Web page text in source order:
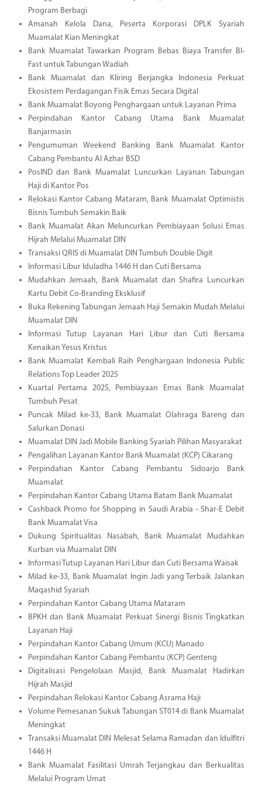
Program Berbagi
Amanah Kelola Dana, Peserta Korporasi DPLK Syariah
Muamalat Kian Meningkat
Bank Muamalat Tawarkan Program Bebas Biaya Transfer BI-
Fast untuk Tabungan Wadiah
Bank Muamalat dan Kliring Berjangka Indonesia Perkuat
Ekosistem Perdagangan Fisik Emas Secara Digital
Bank Muamalat Boyong Penghargaan untuk Layanan Prima
Perpindahan Kantor Cabang Utama Bank Muamalat
Banjarmasin
Pengumuman Weekend Banking Bank Muamalat Kantor
Cabang Pembantu Al Azhar BSD
PosIND dan Bank Muamalat Luncurkan Layanan Tabungan
Haji di Kantor Pos
Relokasi Kantor Cabang Mataram, Bank Muamalat Optimistis
Bisnis Tumbuh Semakin Baik
Bank Muamalat Akan Meluncurkan Pembiayaan Solusi Emas
Hijrah Melalui Muamalat DIN
Transaksi QRIS di Muamalat DIN Tumbuh Double Digit
Informasi Libur Iduladha 1446 H dan Cuti Bersama
Mudahkan Jemaah, Bank Muamalat dan Shafira Luncurkan
Kartu Debit Co-Branding Eksklusif
Buka Rekening Tabungan Jemaah Haji Semakin Mudah Melalui
Muamalat DIN
Informasi Tutup Layanan Hari Libur dan Cuti Bersama
Kenaikan Yesus Kristus
Bank Muamalat Kembali Raih Penghargaan Indonesia Public
Relations Top Leader 2025
Kuartal Pertama 2025, Pembiayaan Emas Bank Muamalat
Tumbuh Pesat
Puncak Milad ke-33, Bank Muamalat Olahraga Bareng dan
Salurkan Donasi
Muamalat DIN Jadi Mobile Banking Syariah Pilihan Masyarakat
Pengalihan Layanan Kantor Bank Muamalat (KCP) Cikarang
Perpindahan Kantor Cabang Pembantu Sidoarjo Bank
Muamalat
Perpindahan Kantor Cabang Utama Batam Bank Muamalat
Cashback Promo for Shopping in Saudi Arabia - Shar-E Debit
Bank Muamalat Visa
Dukung Spiritualitas Nasabah, Bank Muamalat Mudahkan
Kurban via Muamalat DIN
Informasi Tutup Layanan Hari Libur dan Cuti Bersama Waisak
Milad ke-33, Bank Muamalat Ingin Jadi yang Terbaik Jalankan
Maqashid Syariah
Perpindahan Kantor Cabang Utama Mataram
BPKH dan Bank Muamalat Perkuat Sinergi Bisnis Tingkatkan
Layanan Haji
Perpindahan Kantor Cabang Umum (KCU) Manado
Perpindahan Kantor Cabang Pembantu (KCP) Genteng
Digitalisasi Pengelolaan Masjid, Bank Muamalat Hadirkan
Hijrah Masjid
Perpindahan Relokasi Kantor Cabang Asrama Haji
Volume Pemesanan Sukuk Tabungan ST014 di Bank Muamalat
Meningkat
Transaksi Muamalat DIN Melesat Selama Ramadan dan Idulfitri
1446 H
Bank Muamalat Fasilitasi Umrah Terjangkau dan Berkualitas
Melalui Program Umat